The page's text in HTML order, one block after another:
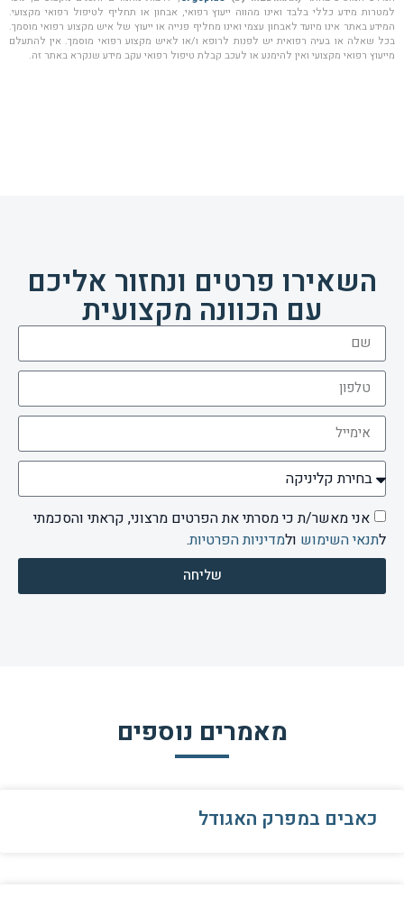
למטרות מידע כללי בלבד ואינו מהווה ייעוץ רפואי, אבחון או תחליף לטיפול רפואי מקצועי.
המידע באתר אינו מיועד לאבחון עצמי ואינו מחליף פנייה או ייעוץ של איש מקצוע רפואי מוסמך.
בכל שאלה או בעיה רפואית יש לפנות לרופא ו/או לאיש מקצוע רפואי מוסמך. אין להתעלם
מייעוץ רפואי מקצועי ואין להימנע או לעכב קבלת טיפול רפואי עקב מידע שנקרא באתר זה.
השאירו פרטים ונחזור אליכם
עם הכוונה מקצועית
אני מאשר/ת כי מסרתי את הפרטים מרצוני, קראתי והסכמתי
לתנאי השימוש ולמדיניות הפרטיות.
שליחה
מאמרים נוספים
כאבים במפרק האגודל